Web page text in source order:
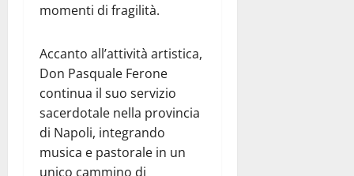
momenti di fragilità.
Accanto all’attività artistica,
Don Pasquale Ferone
continua il suo servizio
sacerdotale nella provincia
di Napoli, integrando
musica e pastorale in un
unico cammino di